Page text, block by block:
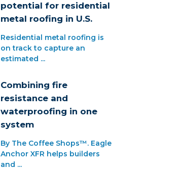
potential for residential
metal roofing in U.S.
Residential metal roofing is
on track to capture an
estimated ...
Combining fire
resistance and
waterproofing in one
system
By The Coffee Shops™. Eagle
Anchor XFR helps builders
and ...